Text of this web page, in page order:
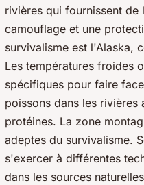
rivières qui fournissent
camouflage et une
survivalisme est l'Alaska,
Les températures froides
spécifiques pour faire
poissons dans les rivières
protéines. La zone
adeptes du survivalisme.
s'exercer à différentes
dans les sources